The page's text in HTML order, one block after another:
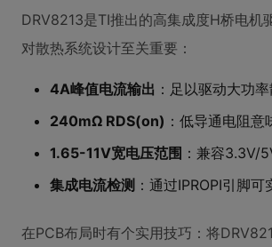
DRV8213是TI推出的高集成度H桥电机
对散热系统设计至关重要：
4A峰值电流输出 ：足以驱动大功
240mΩ RDS(on) ：低导通电阻
1.65-11V宽电压范围 ：兼容3.3V/
集成电流检测 ：通过IPROPI引脚
在PCB布局时有个实用技巧：将